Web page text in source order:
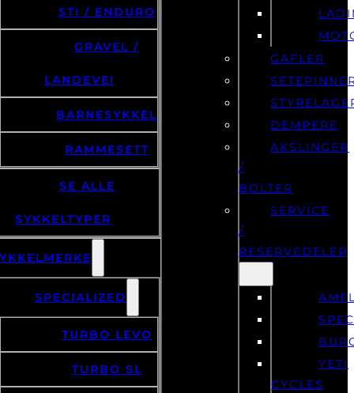
STI / ENDURO
GRAVEL /
LANDEVEI
BARNESYKKEL
RAMMESETT
SE ALLE
SYKKELTYPER
SPECIALIZED
TURBO LEVO
TURBO SL
GAFLER
DEMPERE
AKSLINGER
/
BOLTER
SERVICE
/
RESERVEDELER
YETI
CYCLES